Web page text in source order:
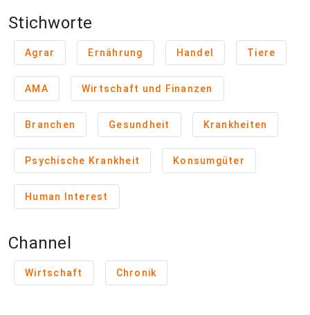
Stichworte
Agrar Ernährung Handel Tiere
AMA Wirtschaft und Finanzen
Branchen Gesundheit Krankheiten
Psychische Krankheit Konsumgüter
Human Interest
Channel
Wirtschaft Chronik